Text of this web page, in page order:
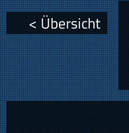
< Übersicht